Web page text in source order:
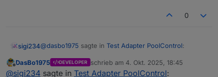
0
sigi234@dasbo1975 sagte in Test Adapter PoolControl:
ioBroker.poolcontrol – Version 0.1.1 veröffentlicht
Offline
DasBo1975 DEVELOPER schrieb am 4. Okt. 2025, 18:45
zuletzt editiert von
@sigi234 sagte in Test Adapter PoolControl: